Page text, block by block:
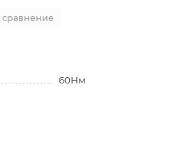
сравнение
60Нм